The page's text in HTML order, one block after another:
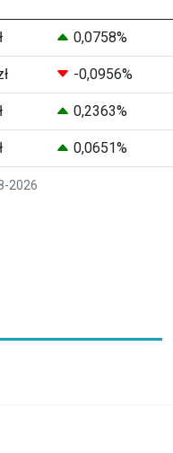
2026
0,0758%
-0,0956%
0,2363%
0,0651%